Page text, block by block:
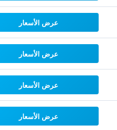
عرض الأسعار
عرض الأسعار
عرض الأسعار
عرض الأسعار